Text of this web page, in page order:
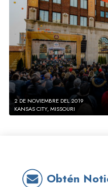
2 DE NOVIEMBRE DEL 2019
KANSAS CITY, MISSOURI
Obtén